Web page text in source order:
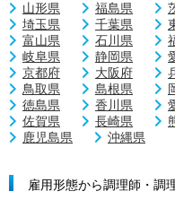
山形県
福島県
埼玉県
千葉県
富山県
石川県
岐阜県
静岡県
京都府
大阪府
鳥取県
島根県
徳島県
香川県
佐賀県
長崎県
鹿児島県
沖縄県
雇用形態から調理師・調